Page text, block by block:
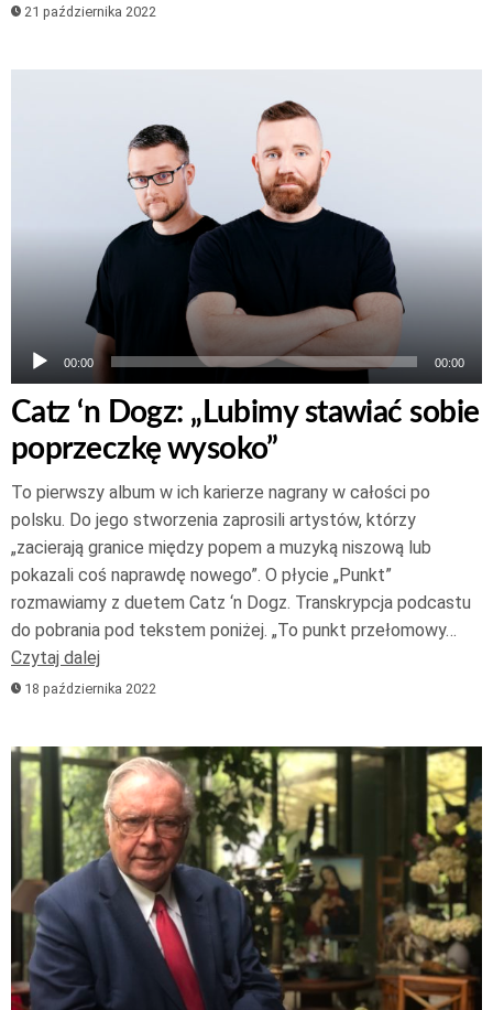
21 października 2022
dźwiękowych
00:00 00:00
Catz ‘n Dogz: „Lubimy stawiać sobie
poprzeczkę wysoko”
To pierwszy album w ich karierze nagrany w całości po
polsku. Do jego stworzenia zaprosili artystów, którzy
„zacierają granice między popem a muzyką niszową lub
pokazali coś naprawdę nowego”. O płycie „Punkt”
rozmawiamy z duetem Catz ‘n Dogz. Transkrypcja podcastu
do pobrania pod tekstem poniżej. „To punkt przełomowy…
Czytaj dalej
18 października 2022
Odtwarzacz
plików
dźwiękowych